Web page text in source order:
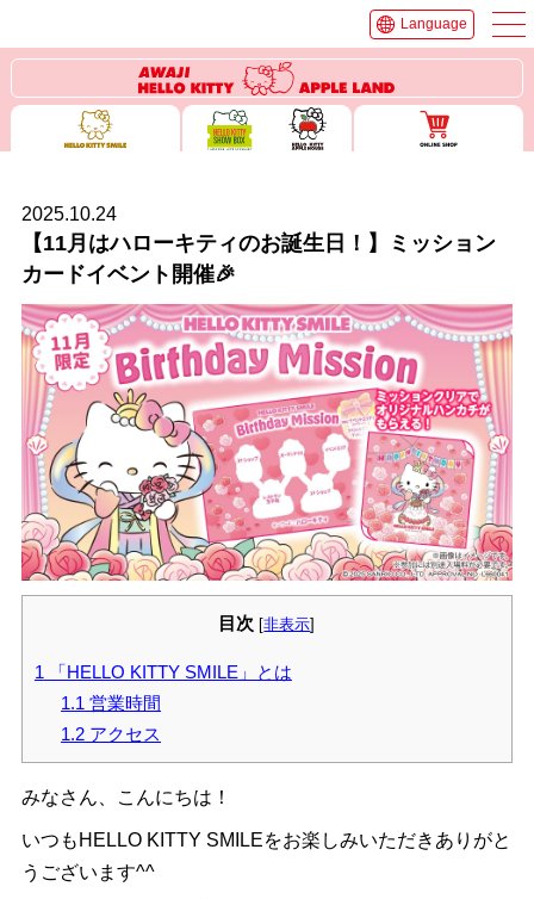
Language
2025.10.24
【11月はハローキティのお誕生日！】ミッション
カードイベント開催🎉
目次 [非表示]
1 「HELLO KITTY SMILE」とは
1.1 営業時間
1.2 アクセス
みなさん、こんにちは！
いつもHELLO KITTY SMILEをお楽しみいただきありがと
うございます^^